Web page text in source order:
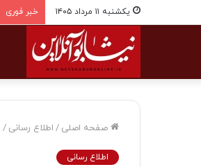
یکشنبه ۱۱ مرداد ۱۴۰۵ خبر فوری
صفحه اصلی / اطلاع رسانی /
اطلاع رسانی